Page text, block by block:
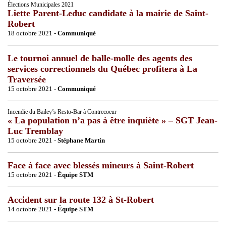
Élections Municipales 2021
Liette Parent-Leduc candidate à la mairie de Saint-
Robert
18 octobre 2021 - Communiqué
Le tournoi annuel de balle-molle des agents des
services correctionnels du Québec profitera à La
Traversée
15 octobre 2021 - Communiqué
Incendie du Bailey’s Resto-Bar à Contrecoeur
« La population n’a pas à être inquiète » – SGT Jean-
Luc Tremblay
15 octobre 2021 - Stéphane Martin
Face à face avec blessés mineurs à Saint-Robert
15 octobre 2021 - Équipe STM
Accident sur la route 132 à St-Robert
14 octobre 2021 - Équipe STM